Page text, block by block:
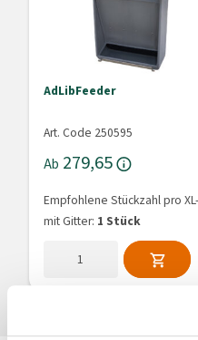
AdLibFeeder
Art. Code 250595
Ab 279,65
Empfohlene Stückzahl pro
mit Gitter: 1 Stück